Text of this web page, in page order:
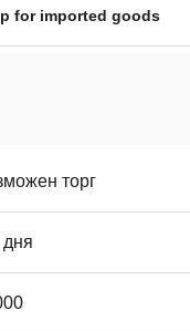
for imported goods
торг
дня